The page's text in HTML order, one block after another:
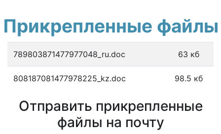
Прикрепленные файлы
789803871477977048_ru.doc 63 кб
808187081477978225_kz.doc 98.5 кб
Отправить прикрепленные
файлы на почту